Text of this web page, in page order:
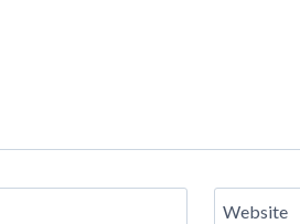
Website